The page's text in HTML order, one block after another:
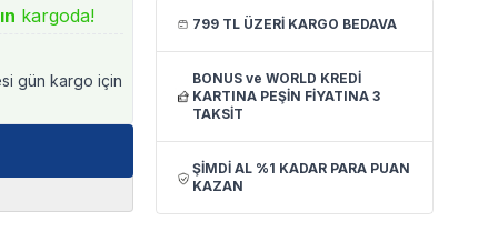
kargoda!
gün kargo için
799 TL ÜZERİ KARGO BEDAVA
BONUS ve WORLD KREDİ
KARTINA PEŞİN FİYATINA 3
TAKSİT
ŞİMDİ AL %1 KADAR PARA PUAN
KAZAN